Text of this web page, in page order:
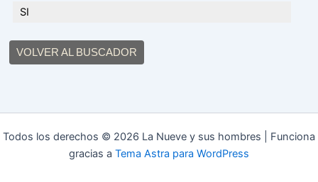
SI
VOLVER AL BUSCADOR
Todos los derechos © 2026 La Nueve y sus hombres | Funciona
gracias a Tema Astra para WordPress